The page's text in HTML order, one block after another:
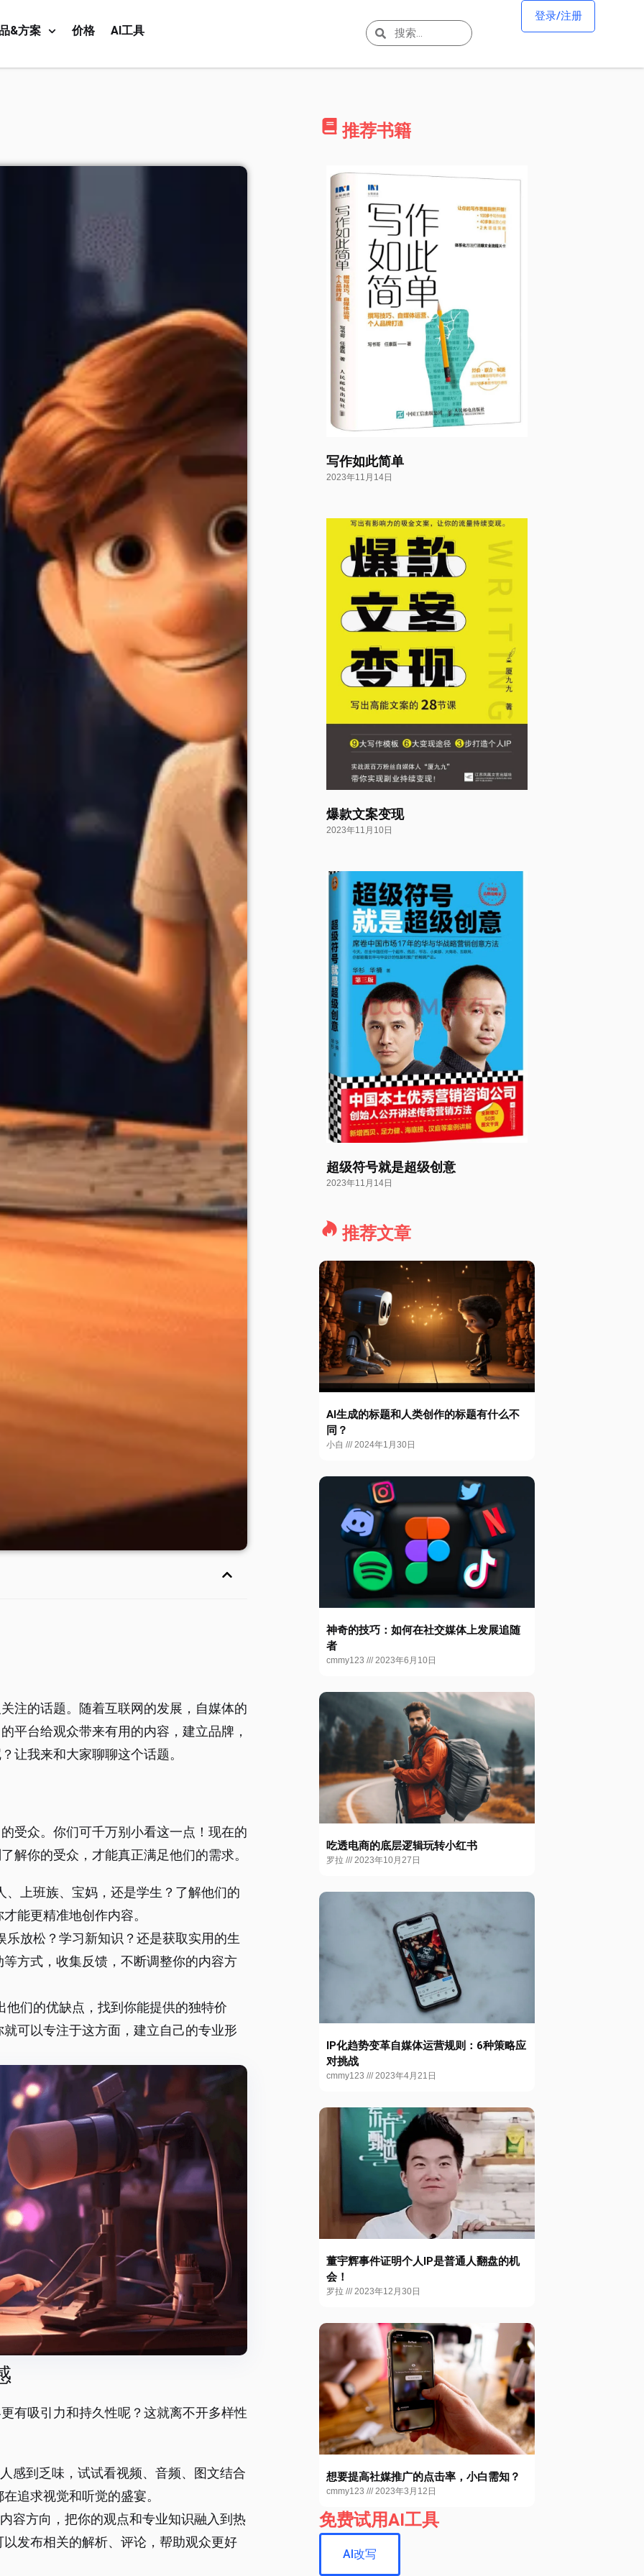
&方案 价格 AI工具
登录/注册
注的话题。随着互联网的发展，自媒体的
平台给观众带来有用的内容，建立品牌，
让我来和大家聊聊这个话题。
受众。你们可千万别小看这一点！现在的
解你的受众，才能真正满足他们的需求。
上班族、宝妈，还是学生？了解他们的
能更精准地创作内容。
放松？学习新知识？还是获取实用的生
方式，收集反馈，不断调整你的内容方
们的优缺点，找到你能提供的独特价
可以专注于这方面，建立自己的专业形
有吸引力和持久性呢？这就离不开多样性
感到乏味，试试看视频、音频、图文结合
追求视觉和听觉的盛宴。
容方向，把你的观点和专业知识融入到热
发布相关的解析、评论，帮助观众更好
推荐书籍
写作如此简单
2023年11月14日
爆款文案变现
2023年11月10日
超级符号就是超级创意
2023年11月14日
推荐文章
AI生成的标题和人类创作的标题有什么不
同？
小自 2024年1月30日
神奇的技巧：如何在社交媒体上发展追随
者
cmmy123 2023年6月10日
吃透电商的底层逻辑玩转小红书
罗拉 2023年10月27日
IP化趋势变革自媒体运营规则：6种策略应
对挑战
cmmy123 2023年4月21日
董宇辉事件证明个人IP是普通人翻盘的机
会！
罗拉 2023年12月30日
想要提高社媒推广的点击率，小白需知？
cmmy123 2023年3月12日
免费试用AI工具
AI改写